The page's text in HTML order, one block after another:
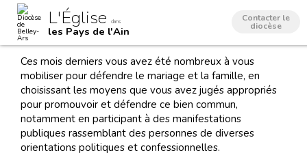
contenu.
Outils
personnels
L'Église dans
les Pays de l'Ain
Contacter le
diocèse
Ces mois derniers vous avez été nombreux à vous
mobiliser pour défendre le mariage et la famille, en
choisissant les moyens que vous avez jugés appropriés
pour promouvoir et défendre ce bien commun,
notamment en participant à des manifestations
publiques rassemblant des personnes de diverses
orientations politiques et confessionnelles.